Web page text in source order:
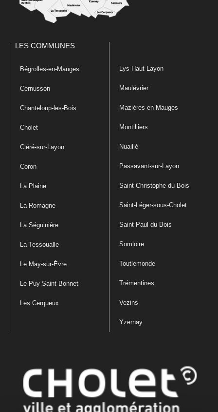
LES COMMUNES
Bégrolles-en-Mauges
Cernusson
Chanteloup-les-Bois
Cholet
Cléré-sur-Layon
Coron
La Plaine
La Romagne
La Séguinière
La Tessoualle
Le May-sur-Èvre
Le Puy-Saint-Bonnet
Les Cerqueux
Lys-Haut-Layon
Maulévrier
Mazières-en-Mauges
Montilliers
Nuaillé
Passavant-sur-Layon
Saint-Christophe-du-Bois
Saint-Léger-sous-Cholet
Saint-Paul-du-Bois
Somloire
Toutlemonde
Trémentines
Vezins
Yzernay